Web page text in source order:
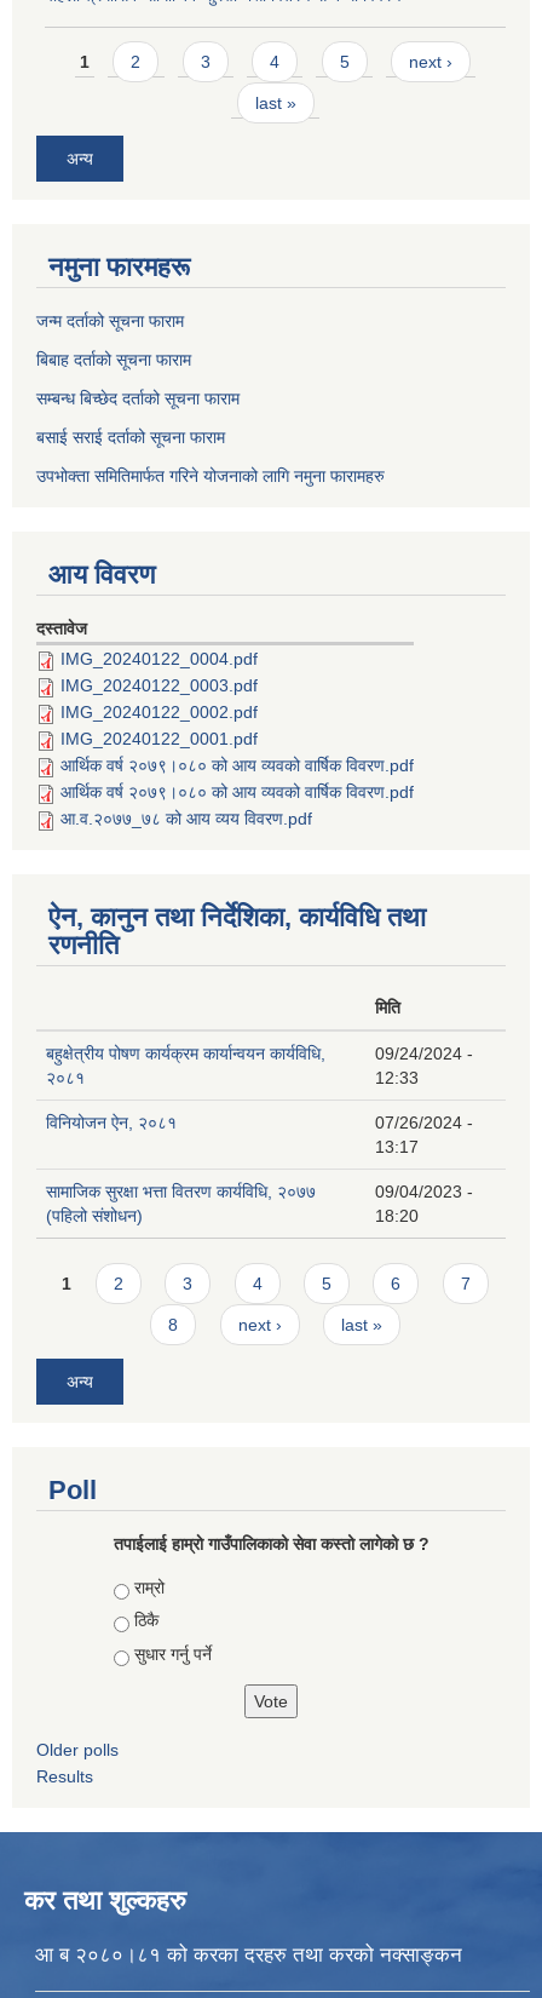
Pages
1 2 3 4 5 next ›
last »
अन्य
नमुना फारमहरू
जन्म दर्ताको सूचना फाराम
बिबाह दर्ताको सूचना फाराम
सम्बन्ध बिच्छेद दर्ताको सूचना फाराम
बसाई सराई दर्ताको सूचना फाराम
उपभोक्ता समितिमार्फत गरिने योजनाको लागि नमुना फारामहरु
आय विवरण
दस्तावेज
IMG_20240122_0004.pdf
IMG_20240122_0003.pdf
IMG_20240122_0002.pdf
IMG_20240122_0001.pdf
आर्थिक वर्ष २०७९।०८० को आय व्यवको वार्षिक विवरण.pdf
आर्थिक वर्ष २०७९।०८० को आय व्यवको वार्षिक विवरण.pdf
आ.व.२०७७_७८ को आय व्यय विवरण.pdf
ऐन, कानुन तथा निर्देशिका, कार्यविधि तथा
रणनीति
मिति
बहुक्षेत्रीय पोषण कार्यक्रम कार्यान्वयन कार्यविधि,
२०८१
09/24/2024 -
12:33
विनियोजन ऐन, २०८१
07/26/2024 -
13:17
सामाजिक सुरक्षा भत्ता वितरण कार्यविधि, २०७७
(पहिलो संशोधन)
09/04/2023 -
18:20
Pages
1 2 3 4 5 6 7
8 next › last »
अन्य
Poll
तपाईलाई हाम्राे गाउँपालिकाको सेवा कस्तो लागेको छ ?
Choices
राम्रो
ठिकै
सुधार गर्नु पर्ने
Older polls
Results
कर तथा शुल्कहरु
आ ब २०८०।८१ को करका दरहरु तथा करको नक्साङ्कन